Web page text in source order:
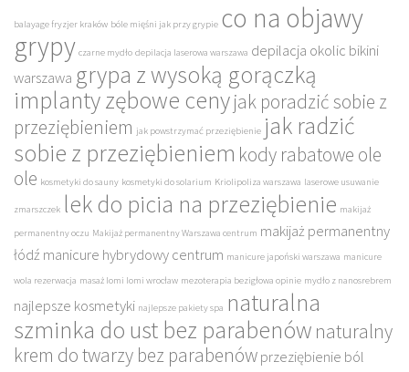
balayage fryzjer kraków bóle mięśni jak przy grypie co na objawy
grypy czarne mydło depilacja laserowa warszawa depilacja okolic bikini
warszawa grypa z wysoką gorączką
implanty zębowe cenyjak poradzić sobie z
przeziębieniem jak powstrzymać przeziębienie jak radzić
sobie z przeziębieniem kody rabatowe ole
ole kosmetyki do sauny kosmetyki do solarium Kriolipoliza warszawa laserowe usuwanie
zmarszczek lek do picia na przeziębienie makijaż
permanentny oczu Makijaż permanentny Warszawa centrum makijaż permanentny
łódź manicure hybrydowy centrum manicure japoński warszawa manicure
wola rezerwacja masaż lomi lomi wrocław mezoterapia bezigłowa opinie mydło z nanosrebrem
najlepsze kosmetyki najlepsze pakiety spa naturalna
szminka do ust bez parabenów naturalny
krem do twarzy bez parabenówprzeziębienie ból